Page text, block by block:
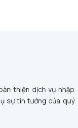
thiện dịch vụ nhập
sự tin tưởng của quý